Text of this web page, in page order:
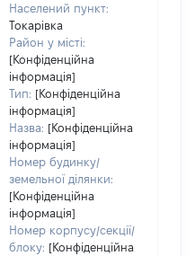
Населений пункт:
Токарівка
Район у місті:
[Конфіденційна
інформація]
Тип: [Конфіденційна
інформація]
Назва: [Конфіденційна
інформація]
Номер будинку/
земельної ділянки:
[Конфіденційна
інформація]
Номер корпусу/секції/
блоку: [Конфіденційна